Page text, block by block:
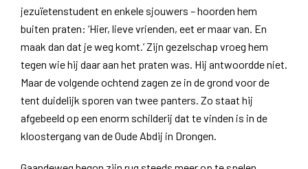
jezuïetenstudent en enkele sjouwers – hoorden hem
buiten praten: ‘Hier, lieve vrienden, eet er maar van. En
maak dan dat je weg komt.’ Zijn gezelschap vroeg hem
tegen wie hij daar aan het praten was. Hij antwoordde niet.
Maar de volgende ochtend zagen ze in de grond voor de
tent duidelijk sporen van twee panters. Zo staat hij
afgebeeld op een enorm schilderij dat te vinden is in de
kloostergang van de Oude Abdij in Drongen.